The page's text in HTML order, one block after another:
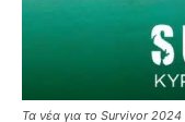
Τα νέα για το Survivor 2024